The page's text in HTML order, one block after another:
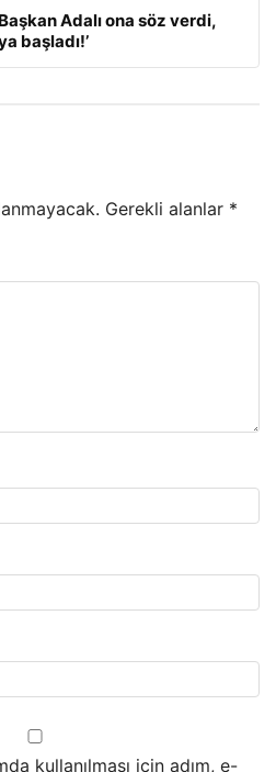
Adalı ona söz verdi,
başladı!’
Gerekli alanlar *
kullanılması için adım, e-